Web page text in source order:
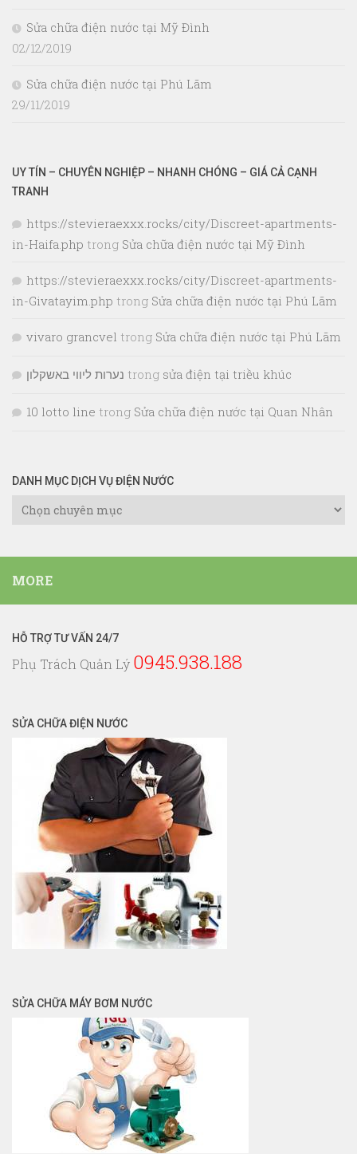
Sửa chữa điện nước tại Mỹ Đình
02/12/2019
Sửa chữa điện nước tại Phú Lãm
29/11/2019
UY TÍN – CHUYÊN NGHIỆP – NHANH CHÓNG – GIÁ CẢ CẠNH
TRANH
https://stevieraexxx.rocks/city/Discreet-apartments-
in-Haifa.php trong Sửa chữa điện nước tại Mỹ Đình
https://stevieraexxx.rocks/city/Discreet-apartments-
in-Givatayim.php trong Sửa chữa điện nước tại Phú Lãm
vivaro grancvel trong Sửa chữa điện nước tại Phú Lãm
נערות ליווי באשקלון trong sửa điện tại triều khúc
10 lotto line trong Sửa chữa điện nước tại Quan Nhân
DANH MỤC DỊCH VỤ ĐIỆN NƯỚC
Danh
Vụ
Điện
MORE
HỖ TRỢ TƯ VẤN 24/7
Phụ Trách Quản Lý 0945.938.188
SỬA CHỮA ĐIỆN NƯỚC
SỬA CHỮA MÁY BƠM NƯỚC